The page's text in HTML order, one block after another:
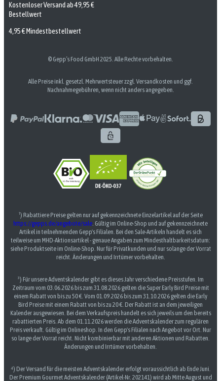
Kostenloser Versand ab 49,95 €
Bestellwert
4,95 € Mindestbestellwert
© Gepp’s Food GmbH 2025. Alle Rechte vorbehalten.
Alle Preise inkl. gesetzl. Mehrwertsteuer zzgl. Versandkosten und ggf.
Nachnahmegebühren, wenn nicht anders angegeben.
¹) Rabattiere Preise gelten nur auf gekennzeichnete Einzelartikel auf der Seite
https://gepps.de/angebote/sale. Gültig im Online-Shop und auf gekennzeichnete
Artikel in teilnehmenden Gepp's Filialen. Bei den Sale-Artikeln handelt es sich
teilweise um MHD-Aktionsartikel - genaue Angaben zum Mindesthaltbarkeitsdatum:
siehe Produktseite im Online-Shop. Nur für Privatkunden und nur solange der Vorrat
reicht. Änderungen und Irrtümer vorbehalten.
³) Für unsere Adventskalender gibt es dieses Jahr verschiedene Preisstufen. Im
Zeitraum vom 03.06.2026 bis zum 31.08.2026 gelten die Super Early Bird Preise mit
einem Rabatt von bis zu 50 €. Vom 01.09.2026 bis zum 31.10.2026 gelten die Early
Bird Preise mit einem Rabatt von bis zu 20 €. Der Rabatt ist an dem jeweiligen
Kalender ausgewiesen. Bei dem Verkaufspreis handelt es sich jeweils um den bereits
rabattierten Preis. Ab dem 01.11.2026 werden die Adventskalender zum regulären
Preis verkauft. Gültig im Onlineshop. In den Gepp's Filialen nach Angebot vor Ort. Nur
so lange der Vorrat reicht. Nicht kombinierbar mit anderen Aktionen und Rabatten.
Änderungen und Irrtümer vorbehalten.
⁴) Der Versand für die meisten Adventskalender erfolgt voraussichtlich ab Ende Juni.
Der Premium Gourmet Adventskalender (Artikel-Nr. 202141) wird ab Mitte August und